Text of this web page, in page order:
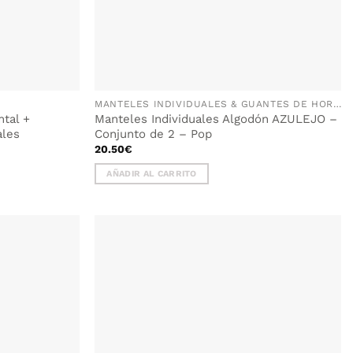
+
MANTELES INDIVIDUALES & GUANTES DE HORNO
Manteles Individuales Algodón AZULEJO –
Conjunto de 2 – Pop
20.50€
AÑADIR AL CARRITO